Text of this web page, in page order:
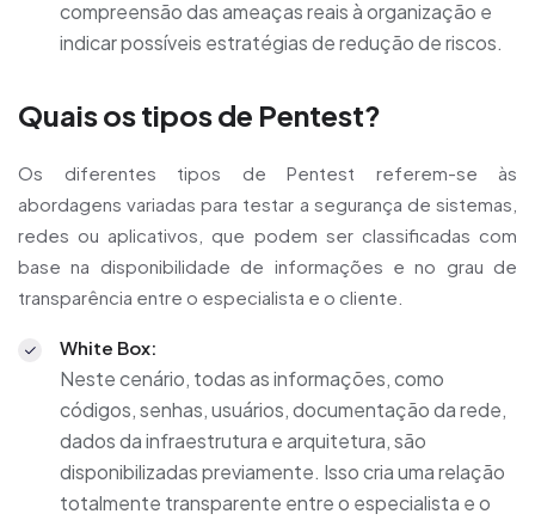
compreensão das ameaças reais à organização e
indicar possíveis estratégias de redução de riscos.
Quais os tipos de Pentest?
Os diferentes tipos de Pentest referem-se às
abordagens variadas para testar a segurança de sistemas,
redes ou aplicativos, que podem ser classificadas com
base na disponibilidade de informações e no grau de
transparência entre o especialista e o cliente.
White Box:
Neste cenário, todas as informações, como
códigos, senhas, usuários, documentação da rede,
dados da infraestrutura e arquitetura, são
disponibilizadas previamente. Isso cria uma relação
totalmente transparente entre o especialista e o